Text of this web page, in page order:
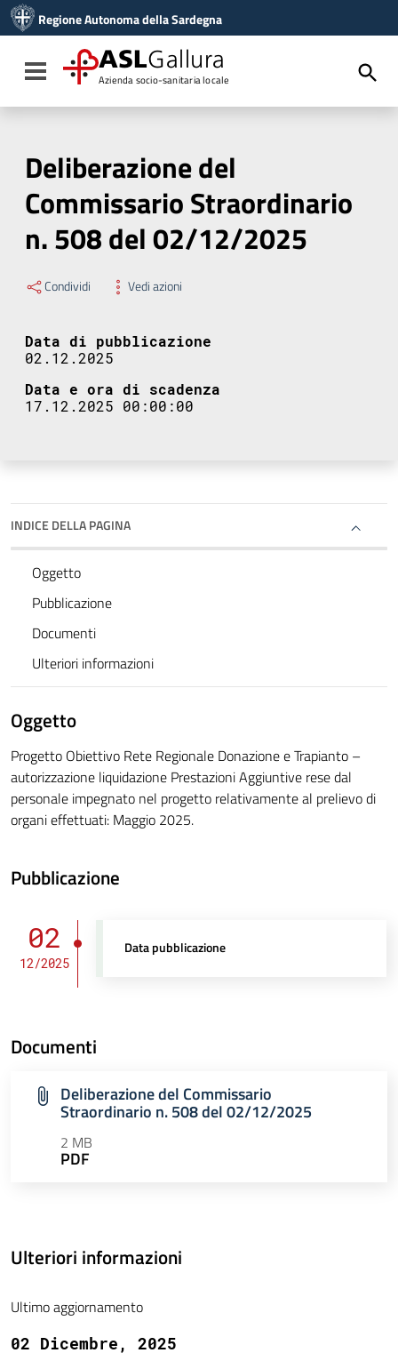
Vai al menu di navigazione
Vai al footer
Regione Autonoma della Sardegna
Toggle navigation
ASLGallura
Azienda socio-sanitaria locale
Deliberazione del
Commissario Straordinario
n. 508 del 02/12/2025
Condividi Vedi azioni
Data di pubblicazione
02.12.2025
Data e ora di scadenza
17.12.2025 00:00:00
INDICE DELLA PAGINA
Oggetto
Pubblicazione
Documenti
Ulteriori informazioni
Oggetto
Progetto Obiettivo Rete Regionale Donazione e Trapianto –
autorizzazione liquidazione Prestazioni Aggiuntive rese dal
personale impegnato nel progetto relativamente al prelievo di
organi effettuati: Maggio 2025.
Pubblicazione
02
12/2025
Data pubblicazione
Documenti
Deliberazione del Commissario
Straordinario n. 508 del 02/12/2025
2 MB
PDF
Ulteriori informazioni
Ultimo aggiornamento
02 Dicembre, 2025